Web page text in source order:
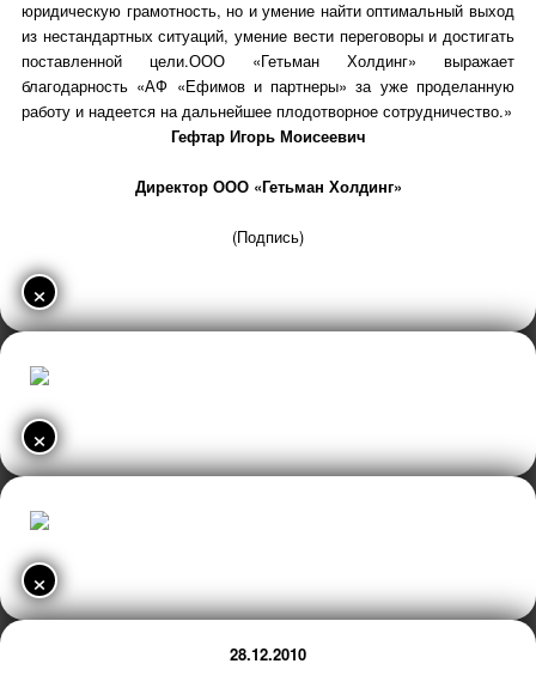
юридическую грамотность, но и умение найти оптимальный выход
из нестандартных ситуаций, умение вести переговоры и достигать
поставленной цели.ООО «Гетьман Холдинг» выражает
благодарность «АФ «Ефимов и партнеры» за уже проделанную
работу и надеется на дальнейшее плодотворное сотрудничество.»
Гефтар Игорь Моисеевич
Директор ООО «Гетьман Холдинг»
(Подпись)
×
×
×
28.12.2010